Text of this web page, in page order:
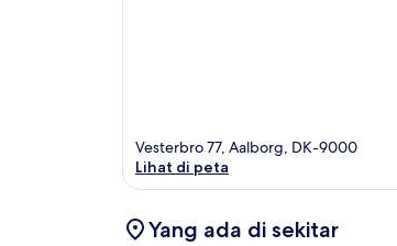
Vesterbro 77, Aalborg, DK-9000
Lihat di peta
Yang ada di sekitar